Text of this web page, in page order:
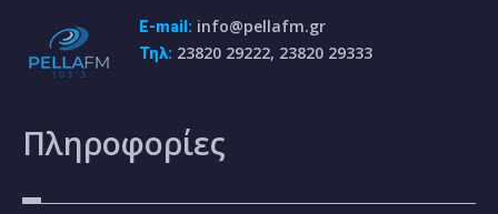
E-mail: info@pellafm.gr
Τηλ: 23820 29222, 23820 29333
Πληροφορίες